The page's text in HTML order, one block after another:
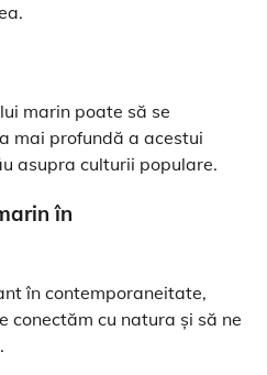
marin poate să se
mai profundă a acestui
asupra culturii populare.
în
în contemporaneitate,
conectăm cu natura și să ne